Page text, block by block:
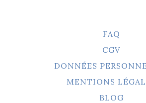
FAQ
CGV
DONNÉES
MENTIONS
BLOG